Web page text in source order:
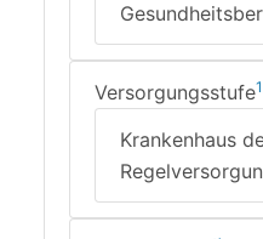
Versorgungsstufe
Krankenhaus